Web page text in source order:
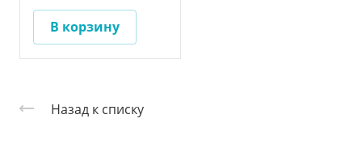
В корзину
Назад к списку